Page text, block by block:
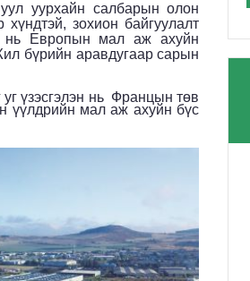
уул уурхайн салбарын олон
зохион байгуулалт
нь Европын мал аж ахуйн
бүрийн аравдугаар сарын
үзэсгэлэн нь Францын төв
үүлдрийн мал аж ахуйн бүс